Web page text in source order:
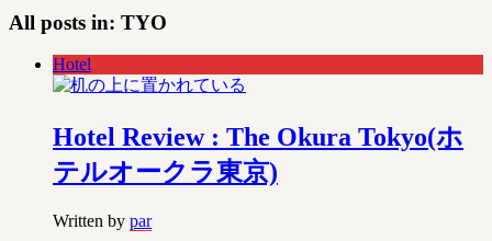
All posts in: TYO
Hotel
Hotel Review : The Okura Tokyo(ホ
テルオークラ東京)
Written by par